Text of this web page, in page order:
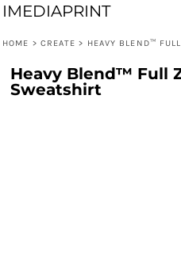
IMEDIAPRINT
HOME > CREATE > HEAVY BLEND™
Heavy Blend™ Full
Sweatshirt